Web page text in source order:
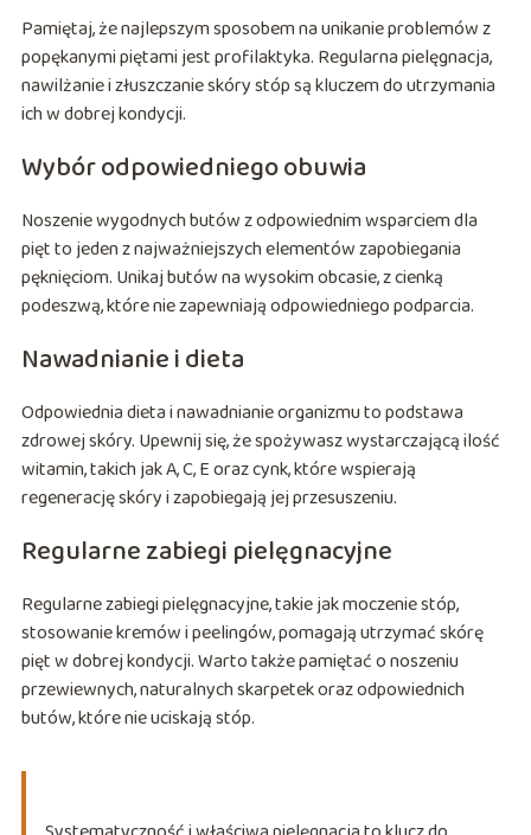
Pamiętaj, że najlepszym sposobem na unikanie problemów z
popękanymi piętami jest profilaktyka. Regularna pielęgnacja,
nawilżanie i złuszczanie skóry stóp są kluczem do utrzymania
ich w dobrej kondycji.
Wybór odpowiedniego obuwia
Noszenie wygodnych butów z odpowiednim wsparciem dla
pięt to jeden z najważniejszych elementów zapobiegania
pęknięciom. Unikaj butów na wysokim obcasie, z cienką
podeszwą, które nie zapewniają odpowiedniego podparcia.
Nawadnianie i dieta
Odpowiednia dieta i nawadnianie organizmu to podstawa
zdrowej skóry. Upewnij się, że spożywasz wystarczającą ilość
witamin, takich jak A, C, E oraz cynk, które wspierają
regenerację skóry i zapobiegają jej przesuszeniu.
Regularne zabiegi pielęgnacyjne
Regularne zabiegi pielęgnacyjne, takie jak moczenie stóp,
stosowanie kremów i peelingów, pomagają utrzymać skórę
pięt w dobrej kondycji. Warto także pamiętać o noszeniu
przewiewnych, naturalnych skarpetek oraz odpowiednich
butów, które nie uciskają stóp.